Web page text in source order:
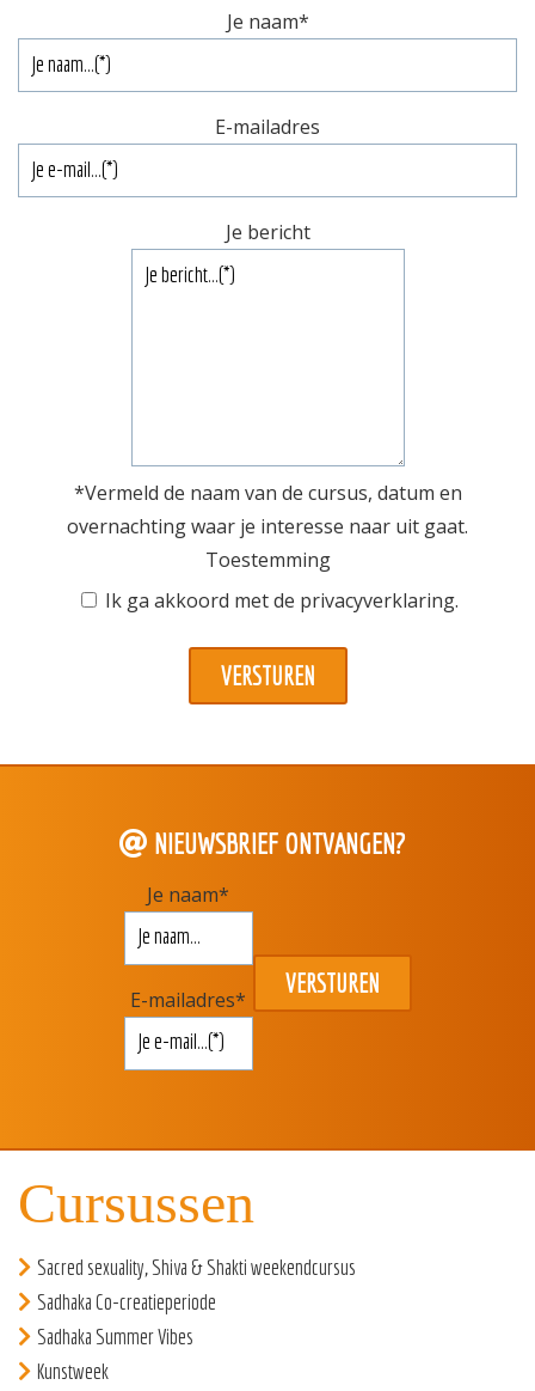
Je naam*
E-mailadres
Je bericht
*Vermeld de naam van de cursus, datum en
overnachting waar je interesse naar uit gaat.
Toestemming
Ik ga akkoord met de privacyverklaring.
NIEUWSBRIEF ONTVANGEN?
Je naam*
E-mailadres*
Cursussen
Sacred sexuality, Shiva & Shakti weekendcursus
Sadhaka Co-creatieperiode
Sadhaka Summer Vibes
Kunstweek